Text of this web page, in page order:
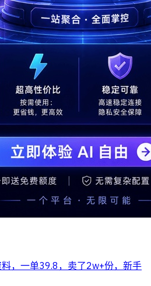
，一单39.8，卖了2w+份，新手